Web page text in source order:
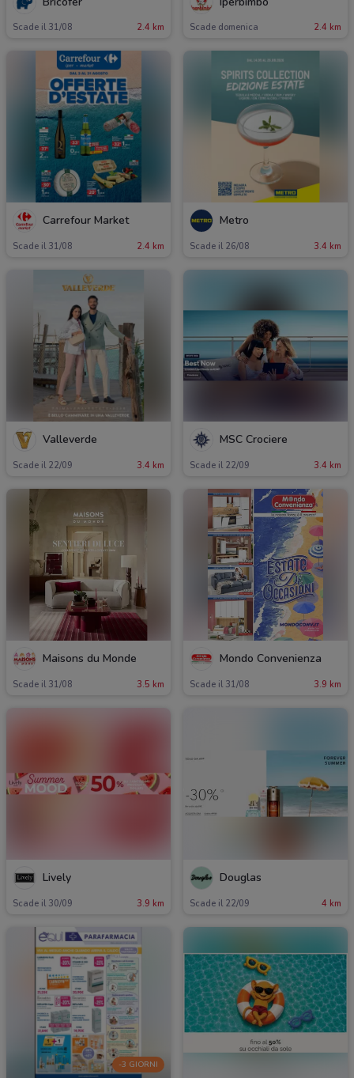
Scade il 31/08 2.4 km Scade domenica 2.4 km
Carrefour Market
Scade il 31/08 2.4 km
Metro
Scade il 26/08 3.4 km
Valleverde
Scade il 22/09 3.4 km
MSC Crociere
Scade il 22/09 3.4 km
Maisons du Monde
Scade il 31/08 3.5 km
Mondo Convenienza
Scade il 31/08 3.9 km
Lively
Scade il 30/09 3.9 km
Douglas
Scade il 22/09 4 km
-3 GIORNI